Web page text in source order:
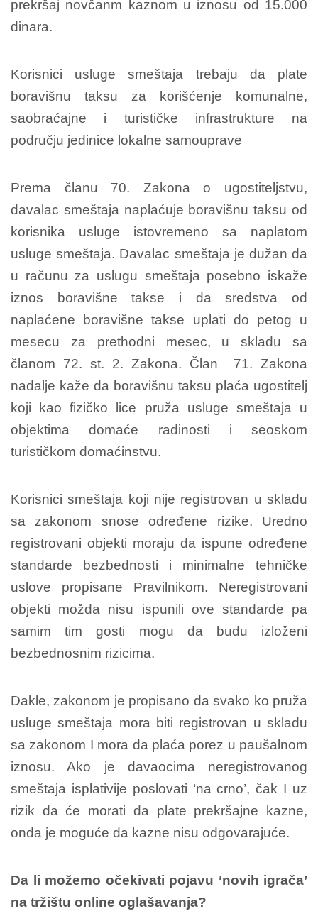
prekršaj novčanm kaznom u iznosu od 15.000
dinara.
Korisnici usluge smeštaja trebaju da plate
boravišnu taksu za korišćenje komunalne,
saobraćajne i turističke infrastrukture na
području jedinice lokalne samouprave
Prema članu 70. Zakona o ugostiteljstvu,
davalac smeštaja naplaćuje boravišnu taksu od
korisnika usluge istovremeno sa naplatom
usluge smeštaja. Davalac smeštaja je dužan da
u računu za uslugu smeštaja posebno iskaže
iznos boravišne takse i da sredstva od
naplaćene boravišne takse uplati do petog u
mesecu za prethodni mesec, u skladu sa
članom 72. st. 2. Zakona. Član 71. Zakona
nadalje kaže da boravišnu taksu plaća ugostitelj
koji kao fizičko lice pruža usluge smeštaja u
objektima domaće radinosti i seoskom
turističkom domaćinstvu.
Korisnici smeštaja koji nije registrovan u skladu
sa zakonom snose određene rizike. Uredno
registrovani objekti moraju da ispune određene
standarde bezbednosti i minimalne tehničke
uslove propisane Pravilnikom. Neregistrovani
objekti možda nisu ispunili ove standarde pa
samim tim gosti mogu da budu izloženi
bezbednosnim rizicima.
Dakle, zakonom je propisano da svako ko pruža
usluge smeštaja mora biti registrovan u skladu
sa zakonom I mora da plaća porez u paušalnom
iznosu. Ako je davaocima neregistrovanog
smeštaja isplativije poslovati ‘na crno’, čak I uz
rizik da će morati da plate prekršajne kazne,
onda je moguće da kazne nisu odgovarajuće.
Da li možemo očekivati pojavu ‘novih igrača’
na tržištu online oglašavanja?